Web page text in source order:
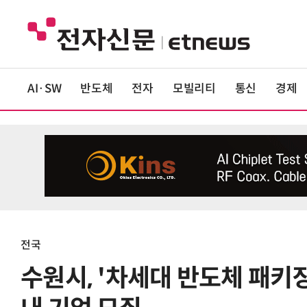
AI·SW 반도체 전자 모빌리티 통신 경제
전국
수원시, '차세대 반도체 패키